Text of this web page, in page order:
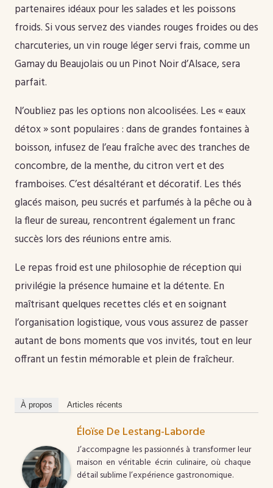
partenaires idéaux pour les salades et les poissons
froids. Si vous servez des viandes rouges froides ou des
charcuteries, un vin rouge léger servi frais, comme un
Gamay du Beaujolais ou un Pinot Noir d’Alsace, sera
parfait.
N’oubliez pas les options non alcoolisées. Les « eaux
détox » sont populaires : dans de grandes fontaines à
boisson, infusez de l’eau fraîche avec des tranches de
concombre, de la menthe, du citron vert et des
framboises. C’est désaltérant et décoratif. Les thés
glacés maison, peu sucrés et parfumés à la pêche ou à
la fleur de sureau, rencontrent également un franc
succès lors des réunions entre amis.
Le repas froid est une philosophie de réception qui
privilégie la présence humaine et la détente. En
maîtrisant quelques recettes clés et en soignant
l’organisation logistique, vous vous assurez de passer
autant de bons moments que vos invités, tout en leur
offrant un festin mémorable et plein de fraîcheur.
À propos Articles récents
Éloïse De Lestang-Laborde
J’accompagne les passionnés à transformer leur
maison en véritable écrin culinaire, où chaque
détail sublime l’expérience gastronomique.